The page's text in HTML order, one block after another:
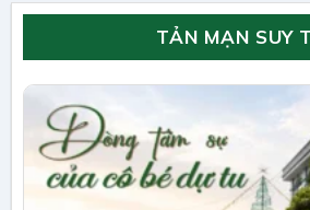
TẢN MẠN SUY